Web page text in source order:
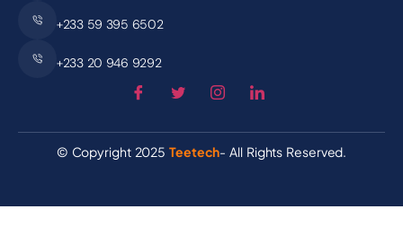
+233 59 395 6502
+233 20 946 9292
© Copyright 2025Teetech- All Rights Reserved.